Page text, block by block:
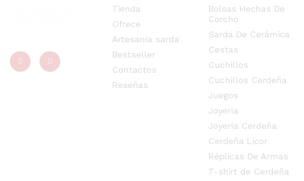
Tienda
Ofrece
Artesanía sarda
Bestseller
Contactos
Reseñas
Bolsas Hechas De
Corcho
Sarda De Cerámica
Cestas
Cuchillos
Cuchillos Cerdeña
Juegos
Joyería
Joyería Cerdeña
Cerdeña Licor
Réplicas De Armas
T-shirt de Cerdeña